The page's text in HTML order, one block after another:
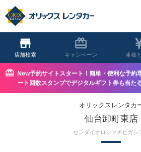
店舗 キャンペーン 車種
New予約サイトスタート！簡単・便利な予約
ート回数スタンプでデジタルギフト券も当た
オリックスレンタカ
仙台卸町東店
センダイオロシマチヒガシ